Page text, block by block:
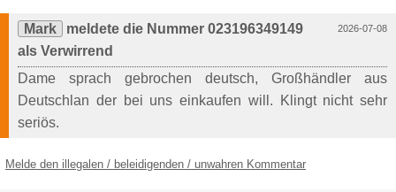
2026-07-08
Mark
meldete die Nummer 023196349149
als Verwirrend
Dame sprach gebrochen deutsch, Großhändler aus
Deutschlan der bei uns einkaufen will. Klingt nicht sehr
seriös.
Melde den illegalen / beleidigenden / unwahren Kommentar